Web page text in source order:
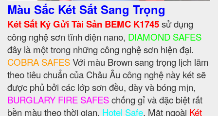
Màu Sắc Két Sắt Sang Trọng
Két Sắt Ký Gửi Tài Sản BEMC K1745sử dụng
công nghệ sơn tĩnh điện nano, DIAMOND SAFES
đây là một trong những công nghệ sơn hiện đại.
COBRA SAFESVới màu Brown sang trọng lịch lãm
theo tiêu chuẩn của Châu Âu công nghệ này két sẽ
được phủ bởi các lớp sơn đều, dày và bóng mịn,
BURGLARY FIRE SAFESchống gỉ và đặc biệt rất
bền màu theo thời gian. Hotel Safe. Mặt ngoài Két